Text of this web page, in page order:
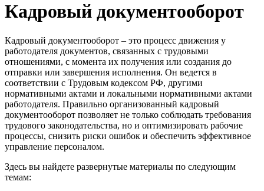
Кадровый документооборот
Кадровый документооборот – это процесс движения у
работодателя документов, связанных с трудовыми
отношениями, с момента их получения или создания до
отправки или завершения исполнения. Он ведется в
соответствии с Трудовым кодексом РФ, другими
нормативными актами и локальными нормативными актами
работодателя. Правильно организованный кадровый
документооборот позволяет не только соблюдать требования
трудового законодательства, но и оптимизировать рабочие
процессы, снизить риски ошибок и обеспечить эффективное
управление персоналом.
Здесь вы найдете развернутые материалы по следующим
темам: